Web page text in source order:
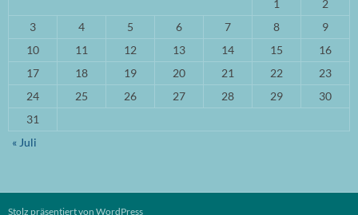
April 2021
März 2021 (3)
November 2020
April 2020(1)
1
2
3
4 5 6 7 8
9
10
11 12 13 14 15
16
17
18 19 20 21 22
23
24
25 26 27 28 29
30
31
« Juli
Stolz präsentiert von WordPress